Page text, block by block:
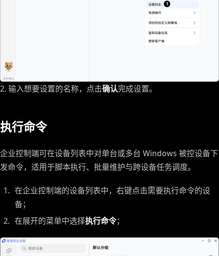
2. 输入想要设置的名称，点击确认完成设置。
执行命令
企业控制端可在设备列表中对单台或多台 Windows 被控设备下
发命令，适用于脚本执行、批量维护与跨设备任务调度。
在企业控制端的设备列表中，右键点击需要执行命令的设
备；
在展开的菜单中选择执行命令；